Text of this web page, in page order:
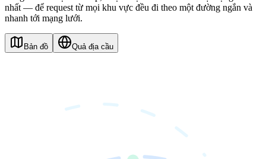
nhất — để request từ mọi khu vực đều đi theo một đường ngắn và
nhanh tới mạng lưới.
Bản đồ Quả địa cầu